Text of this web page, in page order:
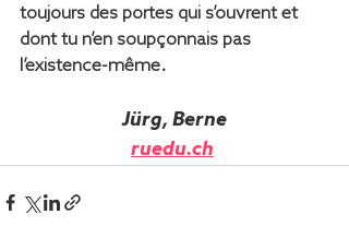
toujours des portes qui s’ouvrent et
dont tu n’en soupçonnais pas
l’existence-même.
Jürg, Berne
ruedu.ch